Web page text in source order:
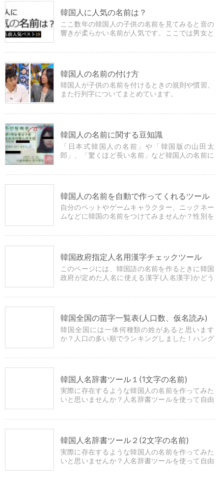
韓国人に人気の名前は？
ここ数年の韓国人の子供の名前を見てみると音の
響きが柔らかい名前が人気です。ここでは男女と
韓国人の名前の付け方
韓国人が子供の名前を付けるときの規則や慣習、
また行列字についてまとめています。
韓国人の名前に関する豆知識
「日本式韓国人の名前」や「韓国版の山田太
郎」、「驚くほど長い名前」など韓国人の名前に
韓国人の名前を自動で作ってくれるツール
自分のペットやゲームキャラクター、ニックネー
ムなどに韓国の名前をつけてみませんか？性別を
くれます。
韓国政府指定人名用漢字チェックツール
このページには、韓国語の名前を作るときに韓国
政府が定めた人名に使える漢字(人名漢字)かどう
韓国全国の苗字一覧表(人口数、仮名読み)
韓国全国には一体何種類の姓があると思います
か？人口の多い順でランキングしました！ハング
す。
韓国人名辞書ツール１(1文字の名前)
実際に存在するような韓国人の名前を作ってみた
いと思いませんか？人名辞書ツールを使って自由
韓国人名辞書ツール２(2文字の名前)
実際に存在するような韓国人の名前を作ってみた
いと思いませんか？人名辞書ツールを使って自由